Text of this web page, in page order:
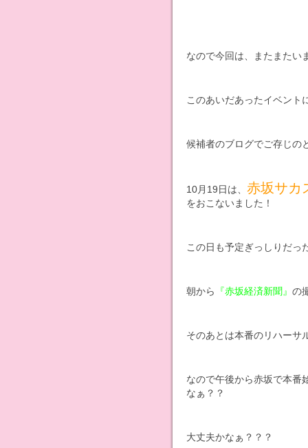
なので今回は、またまたい
このあいだあったイベント
候補者のブログでご存じの
10月19日は、 赤坂サカ
をおこないました！
この日も予定ぎっしりだ
朝から 『赤坂経済新聞』 の
そのあとは本番のリハーサ
なので午後から赤坂で本番
なぁ？？
大丈夫かなぁ？？？